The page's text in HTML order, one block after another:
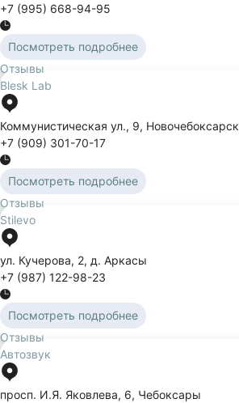
+7 (995) 668-94-95
Посмотреть подробнее
Отзывы
Blesk Lab
Коммунистическая ул., 9, Новочебоксарск
+7 (909) 301-70-17
Посмотреть подробнее
Отзывы
Stilevo
ул. Кучерова, 2, д. Аркасы
+7 (987) 122-98-23
Посмотреть подробнее
Отзывы
Автозвук
просп. И.Я. Яковлева, 6, Чебоксары